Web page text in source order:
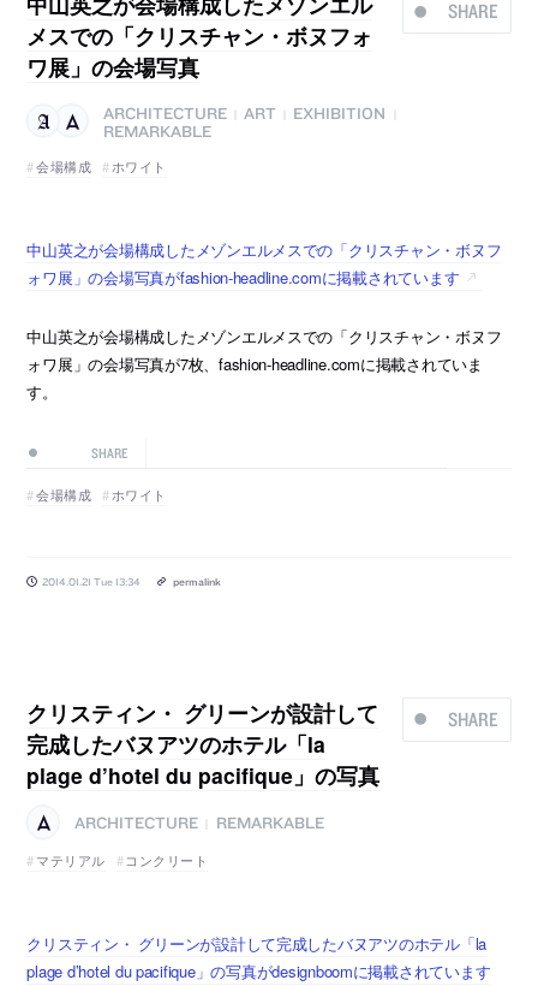
SHARE
メスでの「クリスチャン・ボヌフォ
ワ展」の会場写真
ARCHITECTURE ART EXHIBITION
REMARKABLE
会場構成
ホワイト
中山英之が会場構成したメゾンエルメスでの「クリスチャン・ボヌフ
ォワ展」の会場写真がfashion-headline.comに掲載されています
中山英之が会場構成したメゾンエルメスでの「クリスチャン・ボヌフ
ォワ展」の会場写真が7枚、fashion-headline.comに掲載されていま
す。
SHARE
会場構成 ホワイト
2014.01.21 Tue 13:34 permalink
SHARE
クリスティン・ グリーンが設計して
完成したバヌアツのホテル「la
plage d’hotel du pacifique」の写真
ARCHITECTURE
REMARKABLE
マテリアル
コンクリート
クリスティン・ グリーンが設計して完成したバヌアツのホテル「la
plage d’hotel du pacifique」の写真がdesignboomに掲載されています